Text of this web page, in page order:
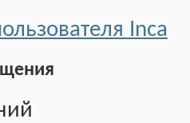
Inca